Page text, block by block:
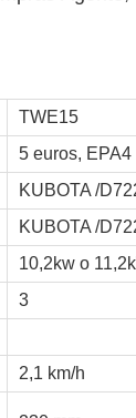
TWE15
5 euros, EPA4
KUBOTA /
KUBOTA /
10,2kw o
3
2,1 km/h